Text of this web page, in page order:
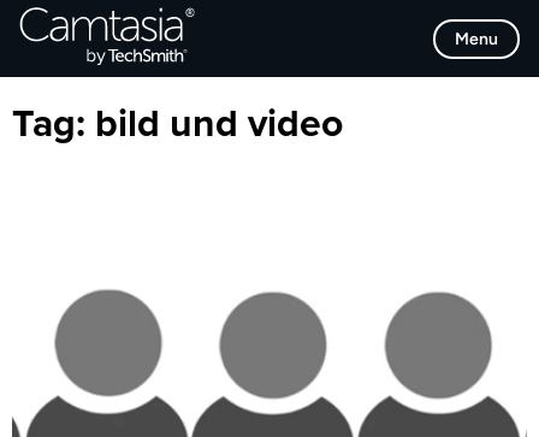
Direkt
zum
Menu
Browse Categories
Tag: bild und video